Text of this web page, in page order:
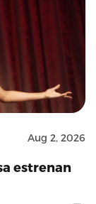
Aug 2, 2026
estrenan